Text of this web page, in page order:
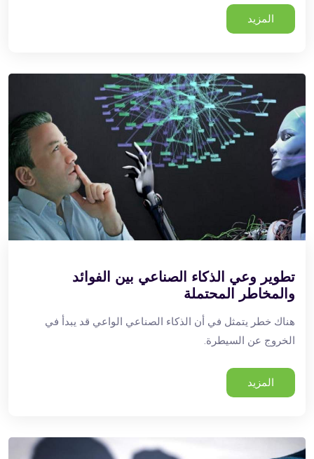
المزيد
تطوير وعي الذكاء الصناعي بين الفوائد
والمخاطر المحتملة
هناك خطر يتمثل في أن الذكاء الصناعي الواعي قد يبدأ في
الخروج عن السيطرة.
المزيد